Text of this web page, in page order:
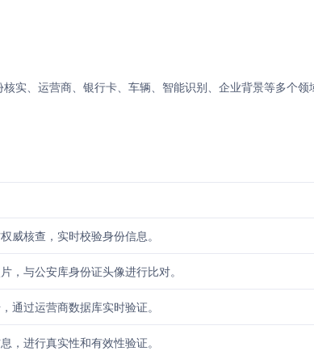
实、运营商、银行卡、车辆、智能识别、企业背景等多个领
威核查，实时校验身份信息。
，与公安库身份证头像进行比对。
通过运营商数据库实时验证。
，进行真实性和有效性验证。